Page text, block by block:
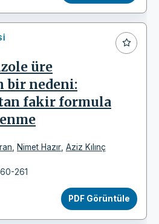
üre
nedeni:
fakir formula
Nimet Hazır Aziz Kılınç
261
PDF Görüntüle